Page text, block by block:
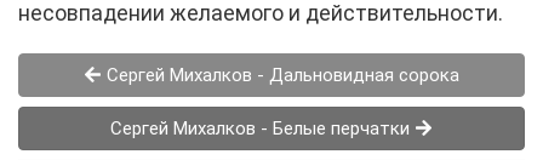
несовпадении желаемого и действительности.
Сергей Михалков - Дальновидная сорока
Сергей Михалков - Белые перчатки